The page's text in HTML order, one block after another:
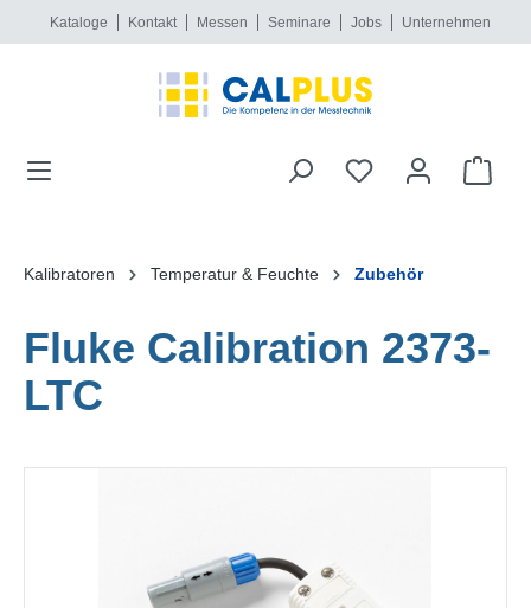
springen
Kataloge Kontakt Messen Seminare Jobs Unternehmen
Kalibratoren Temperatur & Feuchte Zubehör
Fluke Calibration 2373-
LTC